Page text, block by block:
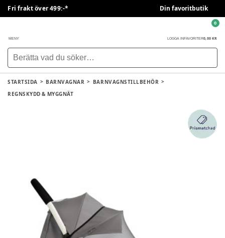
Fri frakt över 499:-* Din favoritbutik
MENY LOGGA IN FAVORITER0,00 KR
0
STARTSIDA BARNVAGNAR
BARNVAGNSTILLBEHÖR
REGNSKYDD & MYGGNÄT